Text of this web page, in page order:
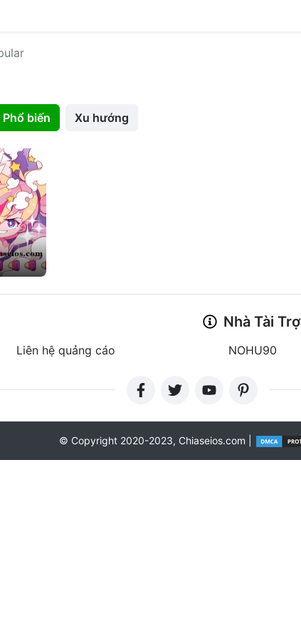
Phổ biến Xu hướng
Liên hệ quảng cáo
Nhà Tài Trợ
NOHU90
© Copyright 2020-2023, Chiaseios.com |